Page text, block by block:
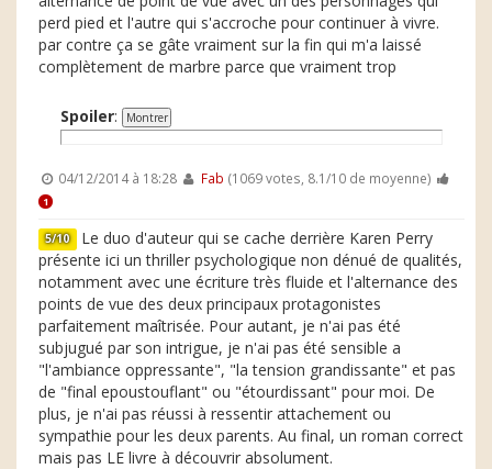
perd pied et l'autre qui s'accroche pour continuer à vivre.
par contre ça se gâte vraiment sur la fin qui m'a laissé
complètement de marbre parce que vraiment trop
Spoiler:
04/12/2014 à 18:28 Fab (1069 votes, 8.1/10 de moyenne)
1
5/10 Le duo d'auteur qui se cache derrière Karen Perry
présente ici un thriller psychologique non dénué de qualités,
notamment avec une écriture très fluide et l'alternance des
points de vue des deux principaux protagonistes
parfaitement maîtrisée. Pour autant, je n'ai pas été
subjugué par son intrigue, je n'ai pas été sensible a
"l'ambiance oppressante", "la tension grandissante" et pas
de "final epoustouflant" ou "étourdissant" pour moi. De
plus, je n'ai pas réussi à ressentir attachement ou
sympathie pour les deux parents. Au final, un roman correct
mais pas LE livre à découvrir absolument.